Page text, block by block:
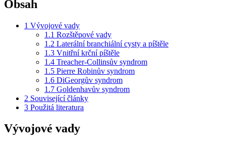
Obsah
1 Vývojové vady
1.1 Rozštěpové vady
1.2 Laterální branchiální cysty a píštěle
1.3 Vnitřní krční píštěle
1.4 Treacher-Collinsův syndrom
1.5 Pierre Robinův syndrom
1.6 DiGeorgův syndrom
1.7 Goldenhavův syndrom
2 Související články
3 Použitá literatura
Vývojové vady